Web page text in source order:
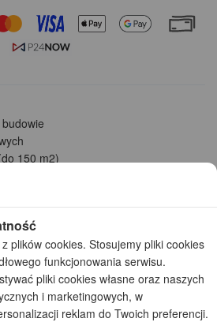
150 m2)
- Tradycyjne i nowoczesne gotowe
architektoniczna założona w 1990r.
procesu powstawania projektów (zgodnie z
plików cookies. Stosujemy pliki cookies
funkcjonowania serwisu.
pliki cookies własne oraz naszych
i marketingowych, w
reklam do Twoich preferencji.